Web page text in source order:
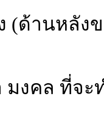
(ด้านหลัง
มงคล ที่จ